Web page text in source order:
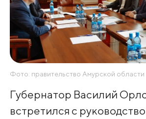
Фото: правительство Амурской области
Губернатор Василий
встретился с